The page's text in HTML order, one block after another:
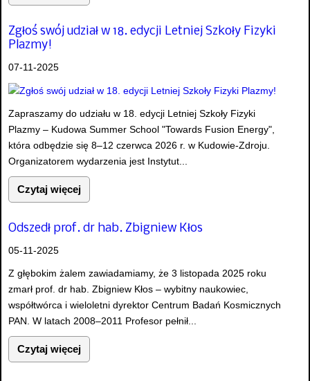
Zgłoś swój udział w 18. edycji Letniej Szkoły Fizyki
Plazmy!
07-11-2025
Zapraszamy do udziału w 18. edycji Letniej Szkoły Fizyki
Plazmy – Kudowa Summer School "Towards Fusion Energy",
która odbędzie się 8–12 czerwca 2026 r. w Kudowie-Zdroju.
Organizatorem wydarzenia jest Instytut...
Czytaj więcej
Odszedł prof. dr hab. Zbigniew Kłos
05-11-2025
Z głębokim żalem zawiadamiamy, że 3 listopada 2025 roku
zmarł prof. dr hab. Zbigniew Kłos – wybitny naukowiec,
współtwórca i wieloletni dyrektor Centrum Badań Kosmicznych
PAN. W latach 2008–2011 Profesor pełnił...
Czytaj więcej